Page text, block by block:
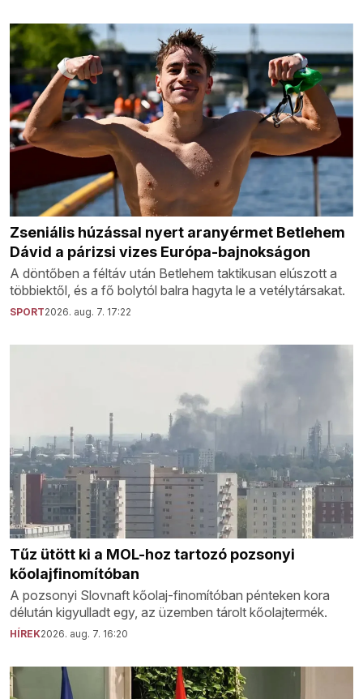
Zseniális húzással nyert aranyérmet Betlehem
Dávid a párizsi vizes Európa-bajnokságon
A döntőben a féltáv után Betlehem taktikusan elúszott a
többiektől, és a fő bolytól balra hagyta le a vetélytársakat.
SPORT2026. aug. 7. 17:22
Tűz ütött ki a MOL-hoz tartozó pozsonyi
kőolajfinomítóban
A pozsonyi Slovnaft kőolaj-finomítóban pénteken kora
délután kigyulladt egy, az üzemben tárolt kőolajtermék.
HÍREK2026. aug. 7. 16:20